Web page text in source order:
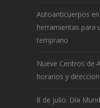
Autoanticuerpos
herramientas para
temprano
Nueve Centros de
horarios y
8 de julio: Día